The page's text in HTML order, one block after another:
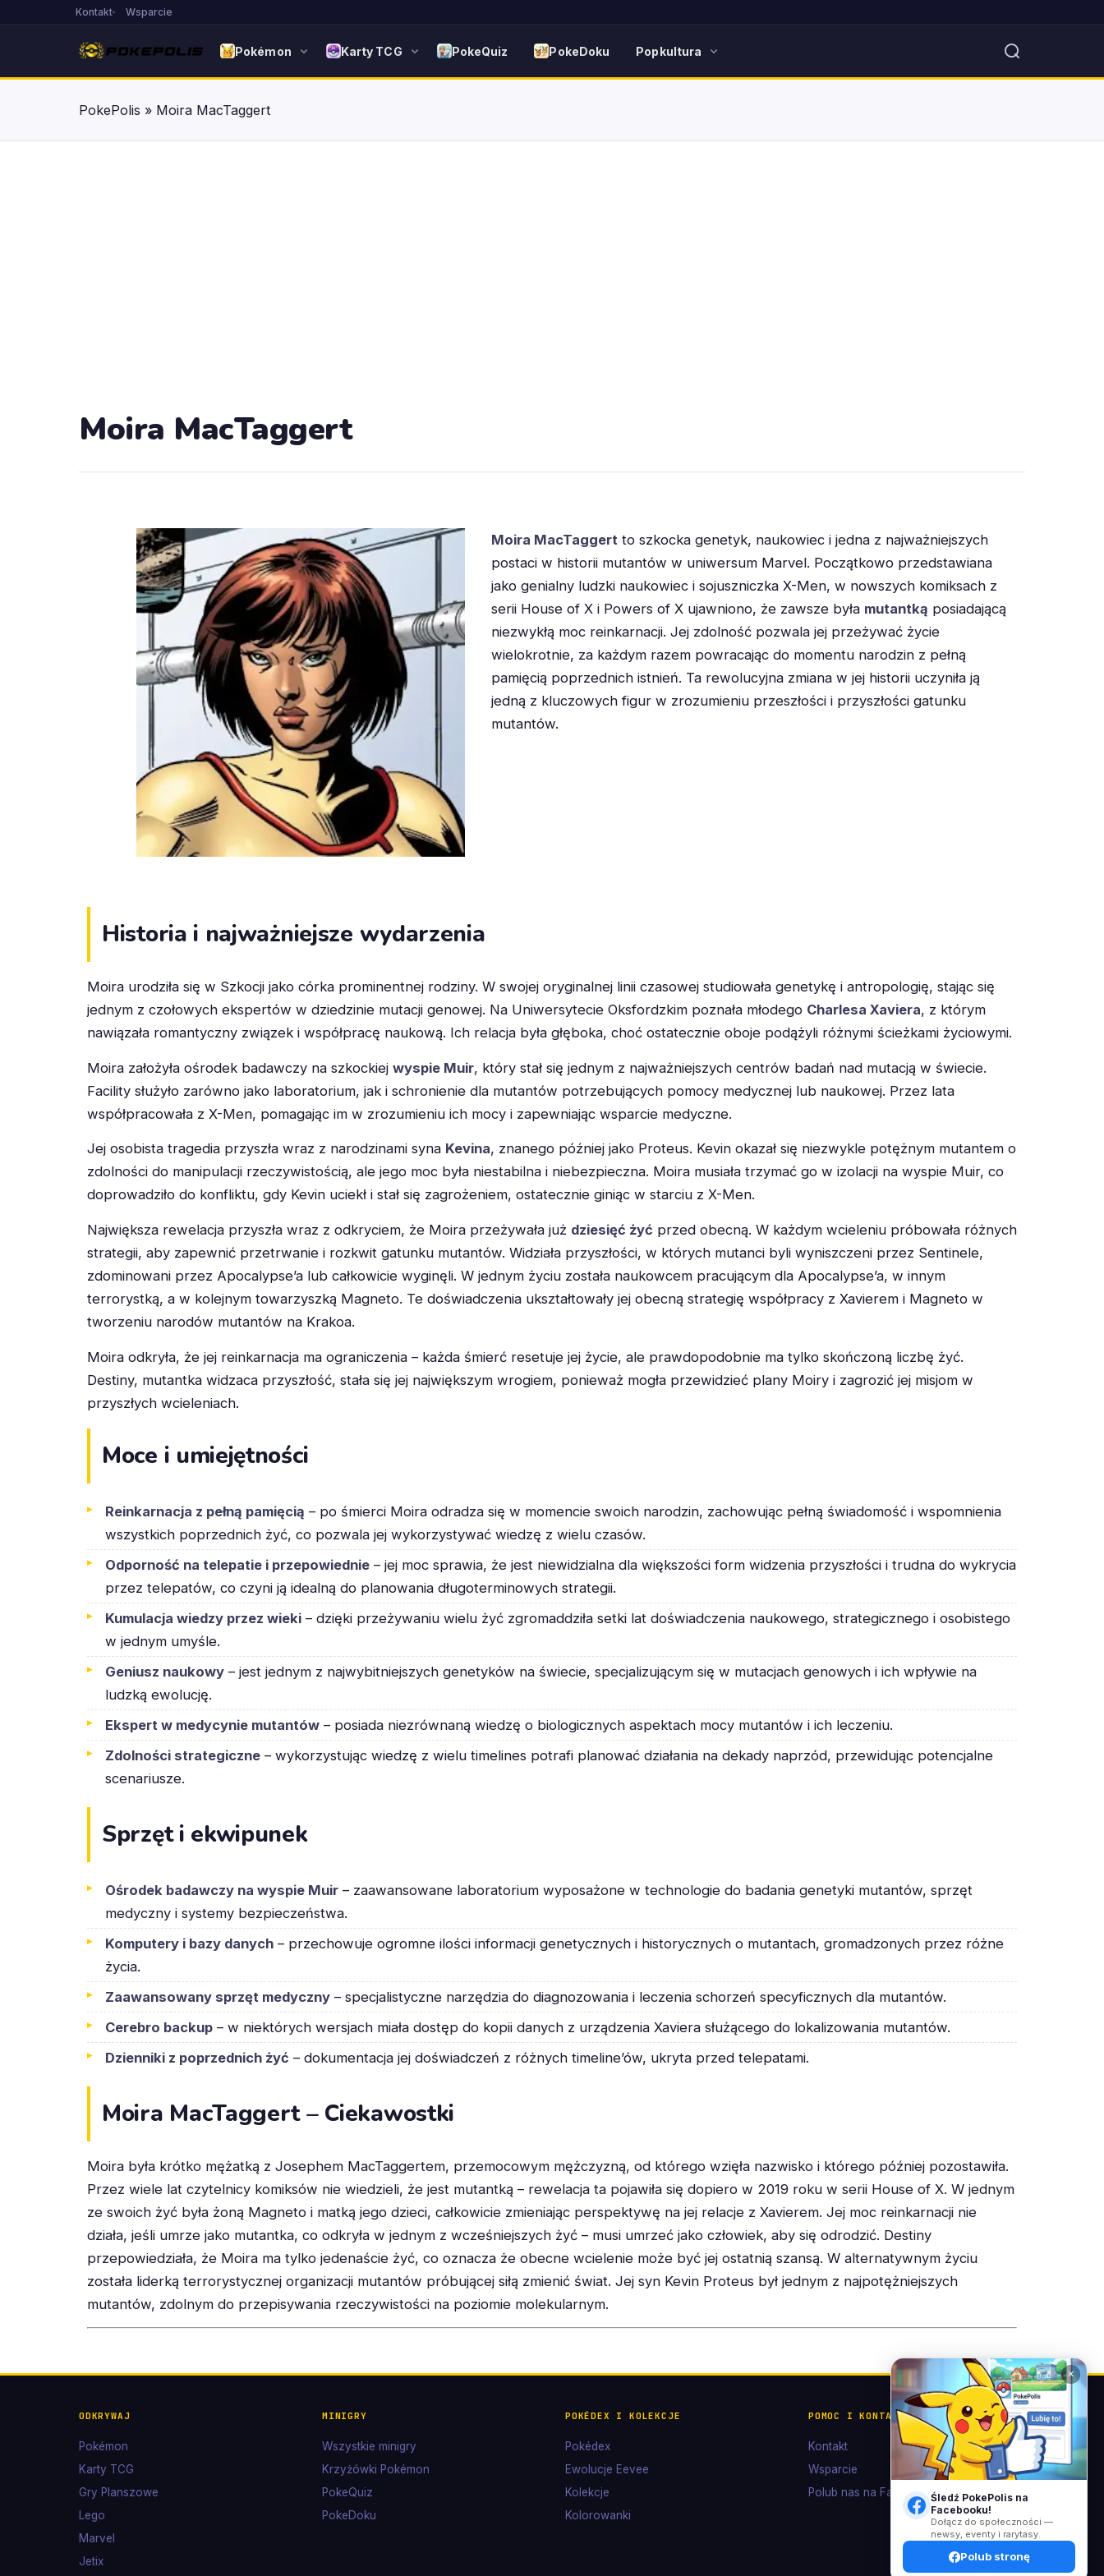
Kontakt Wsparcie
Pokémon Karty TCG PokeQuiz PokeDoku Popkultura
PokePolis » Moira MacTaggert
Moira MacTaggert
Moira MacTaggertto szkocka genetyk, naukowiec i jedna z najważniejszych
postaci w historii mutantów w uniwersum Marvel. Początkowo przedstawiana
jako genialny ludzki naukowiec i sojuszniczka X-Men, w nowszych komiksach z
serii House of X i Powers of X ujawniono, że zawsze była mutantką posiadającą
niezwykłą moc reinkarnacji. Jej zdolność pozwala jej przeżywać życie
wielokrotnie, za każdym razem powracając do momentu narodzin z pełną
pamięcią poprzednich istnień. Ta rewolucyjna zmiana w jej historii uczyniła ją
jedną z kluczowych figur w zrozumieniu przeszłości i przyszłości gatunku
mutantów.
Historia i najważniejsze wydarzenia
Moira urodziła się w Szkocji jako córka prominentnej rodziny. W swojej oryginalnej linii czasowej studiowała genetykę i antropologię, stając się
jednym z czołowych ekspertów w dziedzinie mutacji genowej. Na Uniwersytecie Oksfordzkim poznała młodego Charlesa Xaviera, z którym
nawiązała romantyczny związek i współpracę naukową. Ich relacja była głęboka, choć ostatecznie oboje podążyli różnymi ścieżkami życiowymi.
Moira założyła ośrodek badawczy na szkockiej wyspie Muir, który stał się jednym z najważniejszych centrów badań nad mutacją w świecie.
Facility służyło zarówno jako laboratorium, jak i schronienie dla mutantów potrzebujących pomocy medycznej lub naukowej. Przez lata
współpracowała z X-Men, pomagając im w zrozumieniu ich mocy i zapewniając wsparcie medyczne.
Jej osobista tragedia przyszła wraz z narodzinami syna Kevina, znanego później jako Proteus. Kevin okazał się niezwykle potężnym mutantem o
zdolności do manipulacji rzeczywistością, ale jego moc była niestabilna i niebezpieczna. Moira musiała trzymać go w izolacji na wyspie Muir, co
doprowadziło do konfliktu, gdy Kevin uciekł i stał się zagrożeniem, ostatecznie giniąc w starciu z X-Men.
Największa rewelacja przyszła wraz z odkryciem, że Moira przeżywała już dziesięć żyć przed obecną. W każdym wcieleniu próbowała różnych
strategii, aby zapewnić przetrwanie i rozkwit gatunku mutantów. Widziała przyszłości, w których mutanci byli wyniszczeni przez Sentinele,
zdominowani przez Apocalypse’a lub całkowicie wyginęli. W jednym życiu została naukowcem pracującym dla Apocalypse’a, w innym
terrorystką, a w kolejnym towarzyszką Magneto. Te doświadczenia ukształtowały jej obecną strategię współpracy z Xavierem i Magneto w
tworzeniu narodów mutantów na Krakoa.
Moira odkryła, że jej reinkarnacja ma ograniczenia – każda śmierć resetuje jej życie, ale prawdopodobnie ma tylko skończoną liczbę żyć.
Destiny, mutantka widzaca przyszłość, stała się jej największym wrogiem, ponieważ mogła przewidzieć plany Moiry i zagrozić jej misjom w
przyszłych wcieleniach.
Moce i umiejętności
Reinkarnacja z pełną pamięcią – po śmierci Moira odradza się w momencie swoich narodzin, zachowując pełną świadomość i wspomnienia
wszystkich poprzednich żyć, co pozwala jej wykorzystywać wiedzę z wielu czasów.
Odporność na telepatie i przepowiednie – jej moc sprawia, że jest niewidzialna dla większości form widzenia przyszłości i trudna do wykrycia
przez telepatów, co czyni ją idealną do planowania długoterminowych strategii.
Kumulacja wiedzy przez wieki – dzięki przeżywaniu wielu żyć zgromaddziła setki lat doświadczenia naukowego, strategicznego i osobistego
w jednym umyśle.
Geniusz naukowy – jest jednym z najwybitniejszych genetyków na świecie, specjalizującym się w mutacjach genowych i ich wpływie na
ludzką ewolucję.
Ekspert w medycynie mutantów – posiada niezrównaną wiedzę o biologicznych aspektach mocy mutantów i ich leczeniu.
Zdolności strategiczne – wykorzystując wiedzę z wielu timelines potrafi planować działania na dekady naprzód, przewidując potencjalne
scenariusze.
Sprzęt i ekwipunek
Ośrodek badawczy na wyspie Muir – zaawansowane laboratorium wyposażone w technologie do badania genetyki mutantów, sprzęt
medyczny i systemy bezpieczeństwa.
Komputery i bazy danych – przechowuje ogromne ilości informacji genetycznych i historycznych o mutantach, gromadzonych przez różne
życia.
Zaawansowany sprzęt medyczny – specjalistyczne narzędzia do diagnozowania i leczenia schorzeń specyficznych dla mutantów.
Cerebro backup – w niektórych wersjach miała dostęp do kopii danych z urządzenia Xaviera służącego do lokalizowania mutantów.
Dzienniki z poprzednich żyć – dokumentacja jej doświadczeń z różnych timeline’ów, ukryta przed telepatami.
Moira MacTaggert – Ciekawostki
Moira była krótko mężatką z Josephem MacTaggertem, przemocowym mężczyzną, od którego wzięła nazwisko i którego później pozostawiła.
Przez wiele lat czytelnicy komiksów nie wiedzieli, że jest mutantką – rewelacja ta pojawiła się dopiero w 2019 roku w serii House of X. W jednym
ze swoich żyć była żoną Magneto i matką jego dzieci, całkowicie zmieniając perspektywę na jej relacje z Xavierem. Jej moc reinkarnacji nie
działa, jeśli umrze jako mutantka, co odkryła w jednym z wcześniejszych żyć – musi umrzeć jako człowiek, aby się odrodzić. Destiny
przepowiedziała, że Moira ma tylko jedenaście żyć, co oznacza że obecne wcielenie może być jej ostatnią szansą. W alternatywnym życiu
została liderką terrorystycznej organizacji mutantów próbującej siłą zmienić świat. Jej syn Kevin Proteus był jednym z najpotężniejszych
mutantów, zdolnym do przepisywania rzeczywistości na poziomie molekularnym.
ODKRYWAJ
Pokémon
Karty TCG
Gry Planszowe
Lego
Marvel
Jetix
MINIGRY
Wszystkie minigry
Krzyżówki Pokémon
PokeQuiz
PokeDoku
POKÉDEX I KOLEKCJE
Pokédex
Ewolucje Eevee
Kolekcje
Kolorowanki
POMOC I KONTAKT
Kontakt
Wsparcie
Polub nas na Facebooku
✕
Śledź PokePolis na
Facebooku!
Dołącz do społeczności —
newsy, eventy i rarytasy.
Polub stronę